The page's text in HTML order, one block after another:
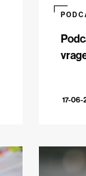
17-06-